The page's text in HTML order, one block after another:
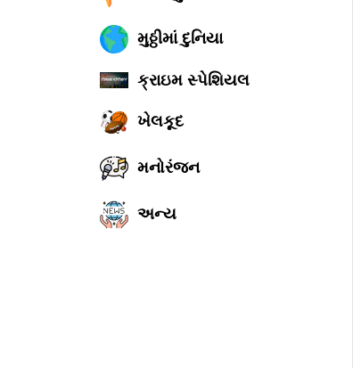
મુઠ્ઠીમાં દુનિયા
ક્રાઇમ સ્પેશિયલ
ખેલકૂદ
મનોરંજન
અન્ય